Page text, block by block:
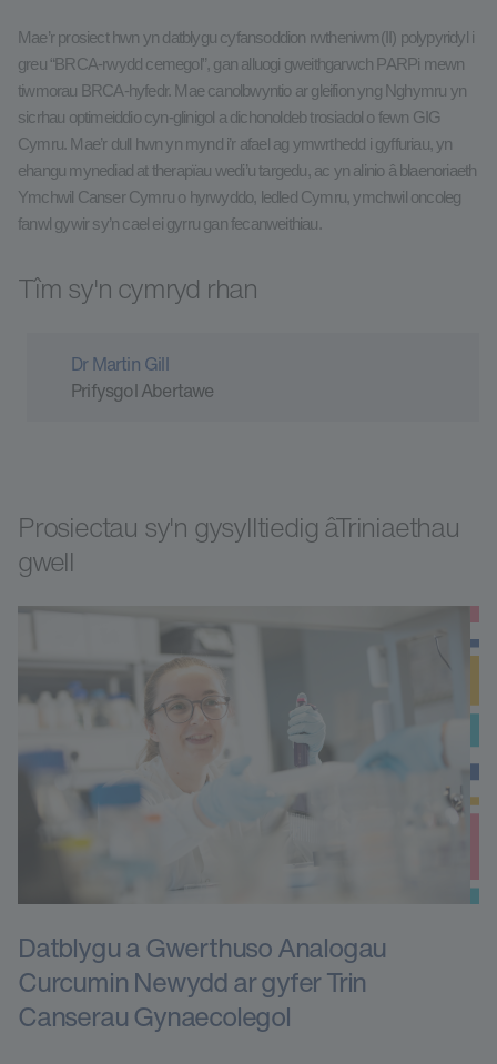
Mae’r prosiect hwn yn datblygu cyfansoddion rwtheniwm(II) polypyridyl i
greu “BRCA-rwydd cemegol”, gan alluogi gweithgarwch PARPi mewn
tiwmorau BRCA-hyfedr. Mae canolbwyntio ar gleifion yng Nghymru yn
sicrhau optimeiddio cyn-glinigol a dichonoldeb trosiadol o fewn GIG
Cymru. Mae’r dull hwn yn mynd i’r afael ag ymwrthedd i gyffuriau, yn
ehangu mynediad at therapïau wedi’u targedu, ac yn alinio â blaenoriaeth
Ymchwil Canser Cymru o hyrwyddo, ledled Cymru, ymchwil oncoleg
fanwl gywir sy’n cael ei gyrru gan fecanweithiau.
Tîm sy'n cymryd rhan
Dr Martin Gill
Prifysgol Abertawe
Prosiectau sy'n gysylltiedig âTriniaethau
gwell
Datblygu a Gwerthuso Analogau
Curcumin Newydd ar gyfer Trin
Canserau Gynaecolegol